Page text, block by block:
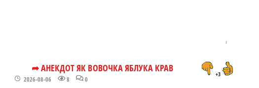
➦ АНЕКДОТ ЯК ВОВОЧКА ЯБЛУКА КРАВ
2026-08-06 8 0
+3